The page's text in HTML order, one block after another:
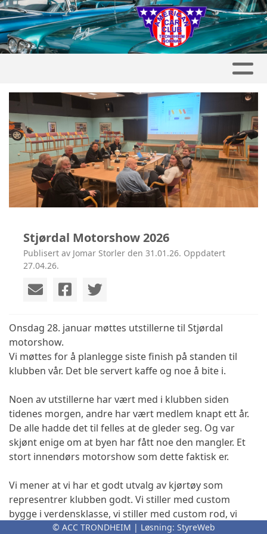
Stjørdal Motorshow 2026
Publisert av Jomar Storler den 31.01.26. Oppdatert
27.04.26.
Onsdag 28. januar møttes utstillerne til Stjørdal
motorshow.
Vi møttes for å planlegge siste finish på standen til
klubben vår. Det ble servert kaffe og noe å bite i.
Noen av utstillerne har vært med i klubben siden
tidenes morgen, andre har vært medlem knapt ett år.
De alle hadde det til felles at de gleder seg. Og var
skjønt enige om at byen har fått noe den mangler. Et
stort innendørs motorshow som dette faktisk er.
Vi mener at vi har et godt utvalg av kjørtøy som
representrer klubben godt. Vi stiller med custom
bygge i verdensklasse, vi stiller med custom rod, vi
kommer med en skikkelig "raggarbil" vi stiller med
© ACC TRONDHEIM | Løsning: StyreWeb